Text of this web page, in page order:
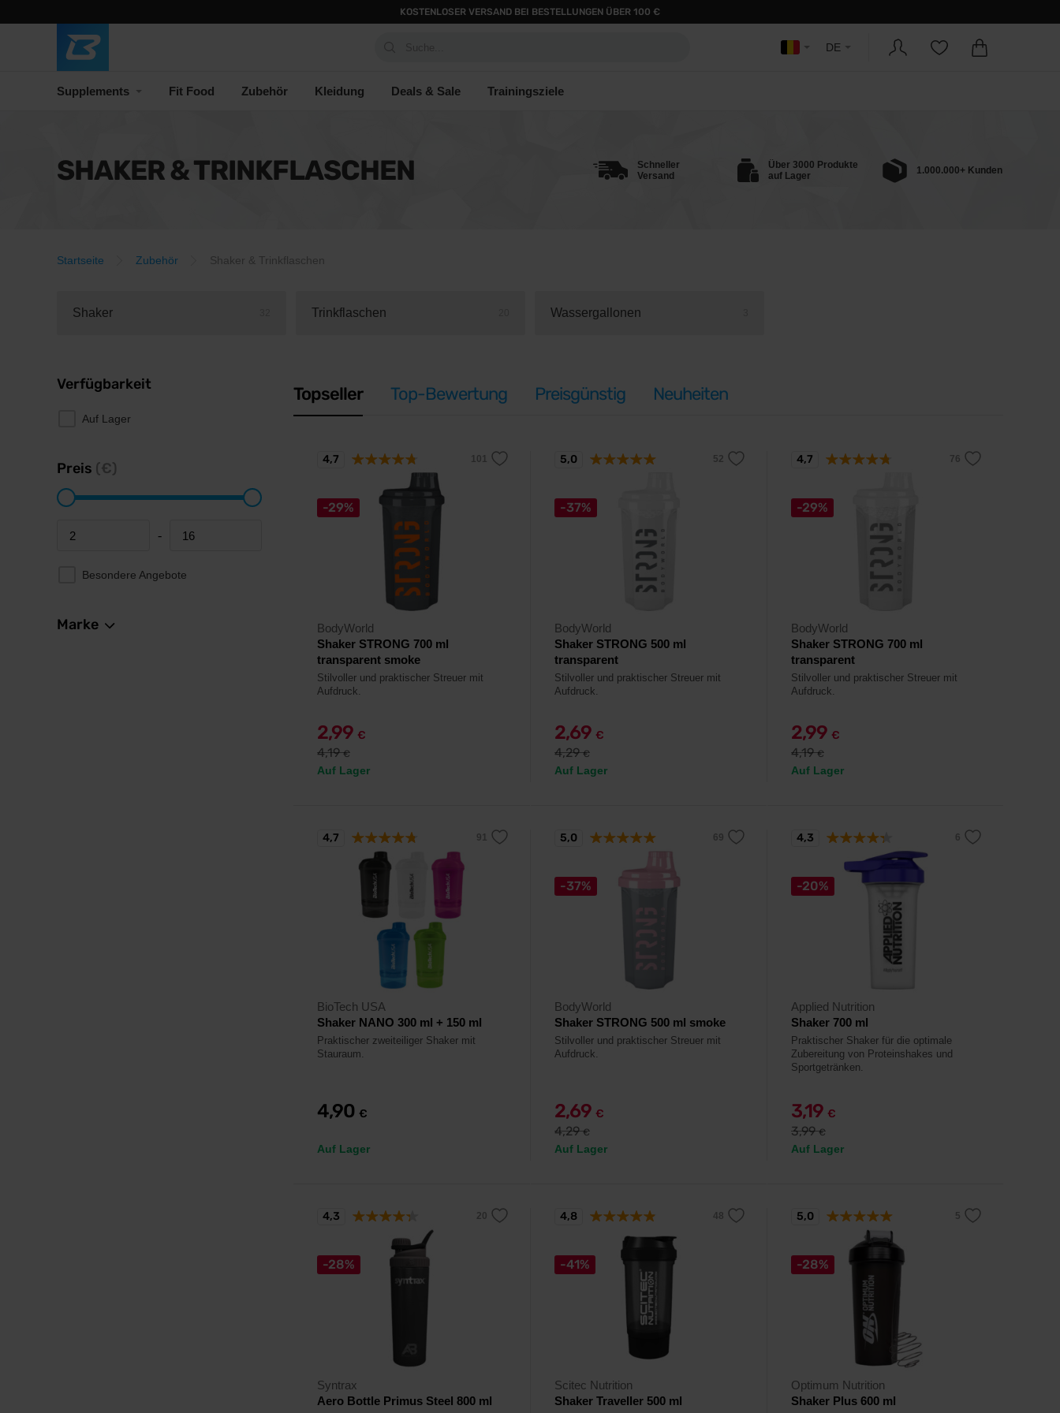
KOSTENLOSER VERSAND BEI BESTELLUNGEN ÜBER 100 €
DE
Supplements Fit Food Zubehör Kleidung Deals & Sale Trainingsziele
SHAKER & TRINKFLASCHEN
Schneller
Versand
Über 3000 Produkte
auf Lager
1.000.000+ Kunden
Startseite Zubehör Shaker & Trinkflaschen
Shaker Trinkflaschen Wassergallonen
Verfügbarkeit
Auf Lager
Preis (€)
Minimum price -
Maximum price
Besondere Angebote
Marke
Topseller Top-Bewertung Preisgünstig Neuheiten
-29%
BodyWorld
Shaker STRONG 700 ml
transparent smoke
Stilvoller und praktischer Streuer mit
Aufdruck.
2,99 €
4,19€
Auf Lager
4,7
-37%
BodyWorld
Shaker STRONG 500 ml
transparent
Stilvoller und praktischer Streuer mit
Aufdruck.
2,69 €
4,29€
Auf Lager
5,0
-29%
BodyWorld
Shaker STRONG 700 ml
transparent
Stilvoller und praktischer Streuer mit
Aufdruck.
2,99 €
4,19€
Auf Lager
4,7
BioTech USA
Shaker NANO 300 ml + 150 ml
Praktischer zweiteiliger Shaker mit
Stauraum.
4,90 €
Auf Lager
4,7
-37%
BodyWorld
Shaker STRONG 500 ml smoke
Stilvoller und praktischer Streuer mit
Aufdruck.
2,69 €
4,29€
Auf Lager
5,0
-20%
Applied Nutrition
Shaker 700 ml
Praktischer Shaker für die optimale
Zubereitung von Proteinshakes und
Sportgetränken.
3,19 €
3,99€
Auf Lager
4,3
-28%
Syntrax
Aero Bottle Primus Steel 800 ml
4,3
-41%
Scitec Nutrition
Shaker Traveller 500 ml
4,8
-28%
Optimum Nutrition
Shaker Plus 600 ml
5,0